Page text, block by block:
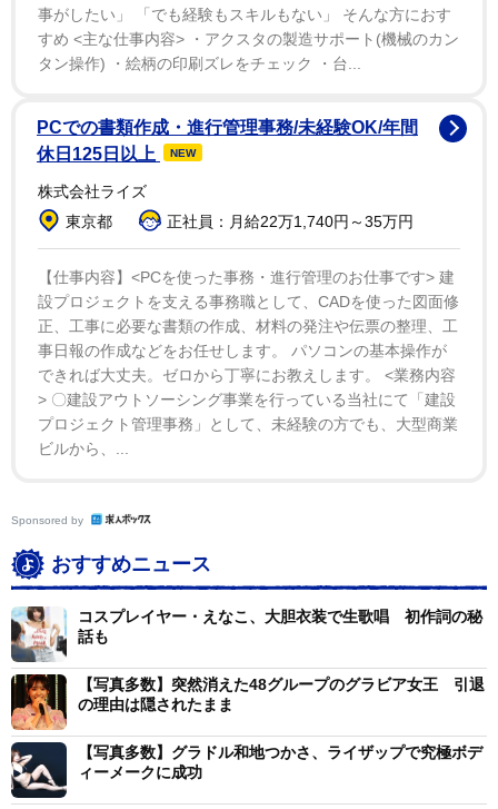
事がしたい」 「でも経験もスキルもない」 そんな方におす
すめ <主な仕事内容> ・アクスタの製造サポート(機械のカン
タン操作) ・絵柄の印刷ズレをチェック ・台...
PCでの書類作成・進行管理事務/未経験OK/年間
休日125日以上
NEW
株式会社ライズ
東京都
正社員：月給22万1,740円～35万円
【仕事内容】<PCを使った事務・進行管理のお仕事です> 建
設プロジェクトを支える事務職として、CADを使った図面修
正、工事に必要な書類の作成、材料の発注や伝票の整理、工
事日報の作成などをお任せします。 パソコンの基本操作が
できれば大丈夫。ゼロから丁寧にお教えします。 <業務内容
> 〇建設アウトソーシング事業を行っている当社にて「建設
プロジェクト管理事務」として、未経験の方でも、大型商業
ビルから、...
Sponsored by
おすすめニュース
コスプレイヤー・えなこ、大胆衣装で生歌唱 初作詞の秘
話も
【写真多数】突然消えた48グループのグラビア女王 引退
の理由は隠されたまま
【写真多数】グラドル和地つかさ、ライザップで究極ボデ
ィーメークに成功